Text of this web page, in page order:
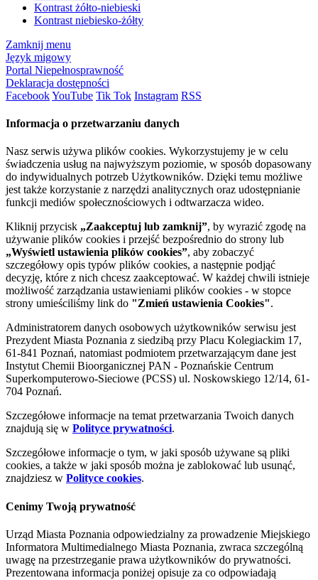
Kontrast żółto-niebieski
Kontrast niebiesko-żółty
Zamknij menu
Język migowy
Portal Niepełnosprawność
Deklaracja dostępności
FacebookYouTube Tik Tok Instagram RSS
Informacja o przetwarzaniu danych
Nasz serwis używa plików cookies. Wykorzystujemy je w celu
świadczenia usług na najwyższym poziomie, w sposób dopasowany
do indywidualnych potrzeb Użytkowników. Dzięki temu możliwe
jest także korzystanie z narzędzi analitycznych oraz udostępnianie
funkcji mediów społecznościowych i odtwarzacza wideo.
Kliknij przycisk „Zaakceptuj lub zamknij”, by wyrazić zgodę na
używanie plików cookies i przejść bezpośrednio do strony lub
„Wyświetl ustawienia plików cookies”, aby zobaczyć
szczegółowy opis typów plików cookies, a następnie podjąć
decyzję, które z nich chcesz zaakceptować. W każdej chwili istnieje
możliwość zarządzania ustawieniami plików cookies - w stopce
strony umieściliśmy link do "Zmień ustawienia Cookies".
Administratorem danych osobowych użytkowników serwisu jest
Prezydent Miasta Poznania z siedzibą przy Placu Kolegiackim 17,
61-841 Poznań, natomiast podmiotem przetwarzającym dane jest
Instytut Chemii Bioorganicznej PAN - Poznańskie Centrum
Superkomputerowo-Sieciowe (PCSS) ul. Noskowskiego 12/14, 61-
704 Poznań.
Szczegółowe informacje na temat przetwarzania Twoich danych
znajdują się w Polityce prywatności.
Szczegółowe informacje o tym, w jaki sposób używane są pliki
cookies, a także w jaki sposób można je zablokować lub usunąć,
znajdziesz w Polityce cookies.
Cenimy Twoją prywatność
Urząd Miasta Poznania odpowiedzialny za prowadzenie Miejskiego
Informatora Multimedialnego Miasta Poznania, zwraca szczególną
uwagę na przestrzeganie prawa użytkowników do prywatności.
Prezentowana informacja poniżej opisuje za co odpowiadają